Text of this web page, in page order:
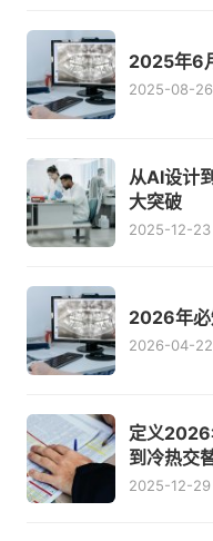
2025年6
2025-08-
从AI设计
大突破
2025-12-23
2026年必
2026-04-
定义2026
到冷热交
2025-12-